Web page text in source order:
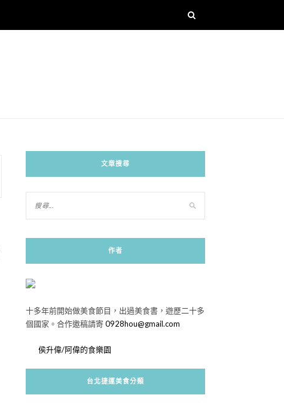
文章搜尋
作者
十多年前開始做美食節目，出過美食書，遊歷二十多
個國家。合作邀稿請寄0928hou@gmail.com
侯升偉/阿偉的食樂園
台北捷運美食分類